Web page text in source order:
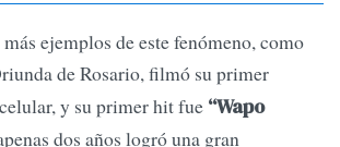
ejemplos de este fenómeno, como
de Rosario, filmó su primer
y su primer hit fue “Wapo
dos años logró una gran